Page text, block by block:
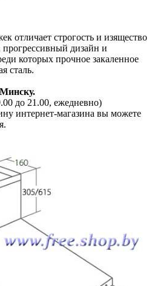
отличает строгость и изящество
дизайн и
которых прочное закаленное
сталь.
до 21.00, ежедневно)
интернет-магазина вы можете